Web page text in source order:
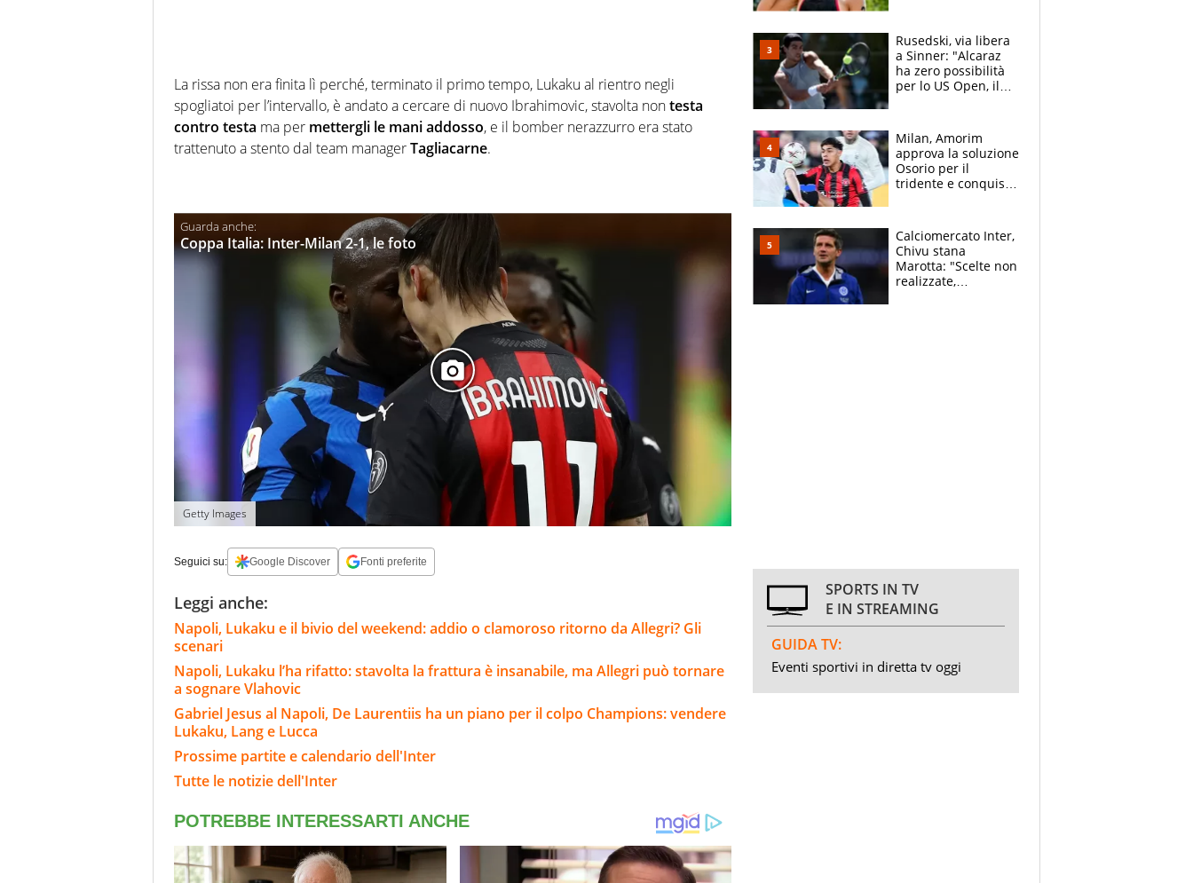
La rissa non era finita lì perché, terminato il primo tempo, Lukaku al rientro negli
spogliatoi per l’intervallo, è andato a cercare di nuovo Ibrahimovic, stavolta nontesta
contro testa ma per mettergli le mani addosso, e il bomber nerazzurro era stato
trattenuto a stento dal team managerTagliacarne.
Coppa Italia: Inter-Milan 2-1, le foto
Getty Images
Seguici su: Google Discover Fonti preferite
Leggi anche:
Napoli, Lukaku e il bivio del weekend: addio o clamoroso ritorno da Allegri? Gli
scenari
Napoli, Lukaku l’ha rifatto: stavolta la frattura è insanabile, ma Allegri può tornare
a sognare Vlahovic
Gabriel Jesus al Napoli, De Laurentiis ha un piano per il colpo Champions: vendere
Lukaku, Lang e Lucca
Prossime partite e calendario dell'Inter
Tutte le notizie dell'Inter
Rusedski, via libera
a Sinner: "Alcaraz
ha zero possibilità
per lo US Open, il
Milan, Amorim
approva la soluzione
Osorio per il
tridente e conquista
Allegri
Calciomercato Inter,
Chivu stana
Marotta: "Scelte non
realizzate,
SPORTS IN TV
E IN STREAMING
GUIDA TV:
Eventi sportivi in diretta tv oggi